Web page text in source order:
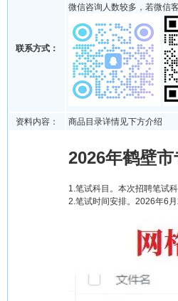
联系方式：
微信咨询人数较多，若微信
资料内容： 商品目录详情见下方介绍
2026年鹤壁
1.笔试科目。本次招聘笔试
2.笔试时间安排。2026年6